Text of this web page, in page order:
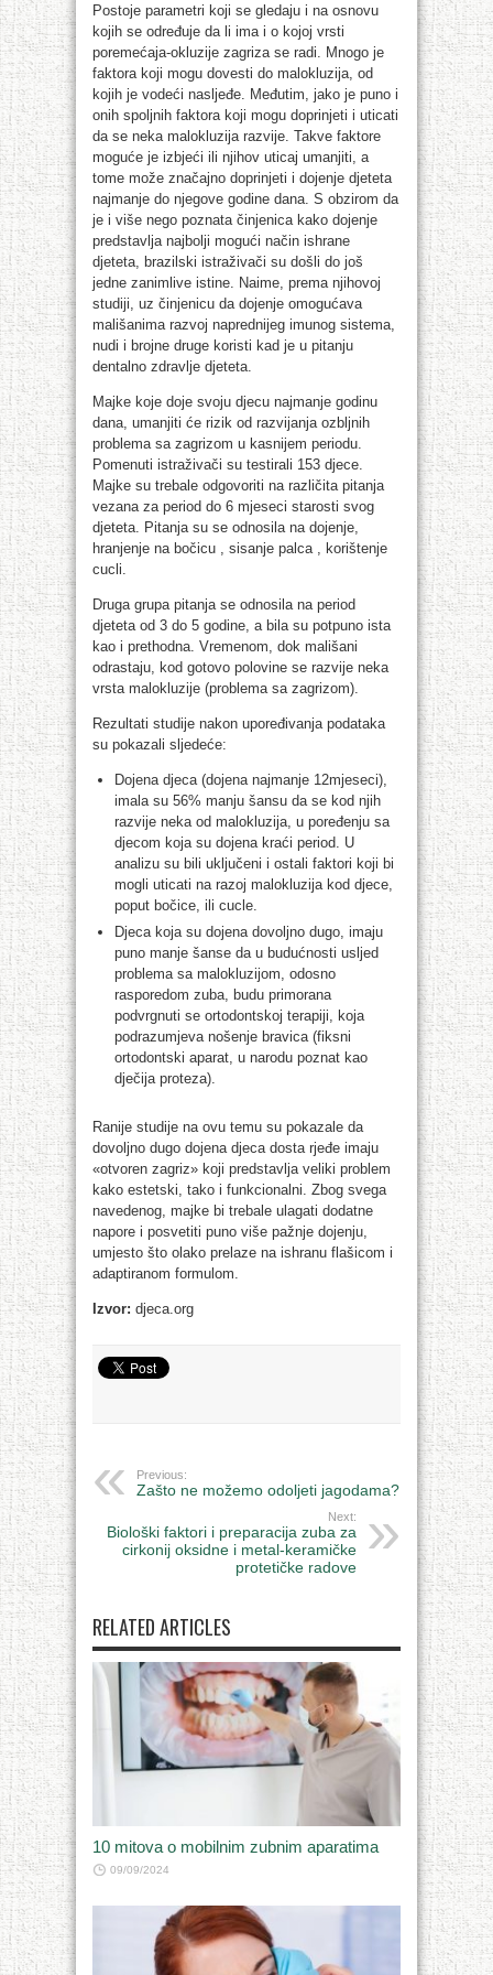
Postoje parametri koji se gledaju i na osnovu
kojih se određuje da li ima i o kojoj vrsti
poremećaja-okluzije zagriza se radi. Mnogo je
faktora koji mogu dovesti do malokluzija, od
kojih je vodeći nasljeđe. Međutim, jako je puno i
onih spoljnih faktora koji mogu doprinjeti i uticati
da se neka malokluzija razvije. Takve faktore
moguće je izbjeći ili njihov uticaj umanjiti, a
tome može značajno doprinjeti i dojenje djeteta
najmanje do njegove godine dana. S obzirom da
je i više nego poznata činjenica kako dojenje
predstavlja najbolji mogući način ishrane
djeteta, brazilski istraživači su došli do još
jedne zanimlive istine. Naime, prema njihovoj
studiji, uz činjenicu da dojenje omogućava
mališanima razvoj naprednijeg imunog sistema,
nudi i brojne druge koristi kad je u pitanju
dentalno zdravlje djeteta.
Majke koje doje svoju djecu najmanje godinu
dana, umanjiti će rizik od razvijanja ozbljnih
problema sa zagrizom u kasnijem periodu.
Pomenuti istraživači su testirali 153 djece.
Majke su trebale odgovoriti na različita pitanja
vezana za period do 6 mjeseci starosti svog
djeteta. Pitanja su se odnosila na dojenje,
hranjenje na bočicu , sisanje palca , korištenje
cucli.
Druga grupa pitanja se odnosila na period
djeteta od 3 do 5 godine, a bila su potpuno ista
kao i prethodna. Vremenom, dok mališani
odrastaju, kod gotovo polovine se razvije neka
vrsta malokluzije (problema sa zagrizom).
Rezultati studije nakon upoređivanja podataka
su pokazali sljedeće:
Dojena djeca (dojena najmanje 12mjeseci),
imala su 56% manju šansu da se kod njih
razvije neka od malokluzija, u poređenju sa
djecom koja su dojena kraći period. U
analizu su bili uključeni i ostali faktori koji bi
mogli uticati na razoj malokluzija kod djece,
poput bočice, ili cucle.
Djeca koja su dojena dovoljno dugo, imaju
puno manje šanse da u budućnosti usljed
problema sa malokluzijom, odosno
rasporedom zuba, budu primorana
podvrgnuti se ortodontskoj terapiji, koja
podrazumjeva nošenje bravica (fiksni
ortodontski aparat, u narodu poznat kao
dječija proteza).
Ranije studije na ovu temu su pokazale da
dovoljno dugo dojena djeca dosta rjeđe imaju
«otvoren zagriz» koji predstavlja veliki problem
kako estetski, tako i funkcionalni. Zbog svega
navedenog, majke bi trebale ulagati dodatne
napore i posvetiti puno više pažnje dojenju,
umjesto što olako prelaze na ishranu flašicom i
adaptiranom formulom.
Izvor: djeca.org
Previous:
Zašto ne možemo odoljeti jagodama?
Next:
Biološki faktori i preparacija zuba za
cirkonij oksidne i metal-keramičke
protetičke radove
RELATED ARTICLES
10 mitova o mobilnim zubnim aparatima
09/09/2024